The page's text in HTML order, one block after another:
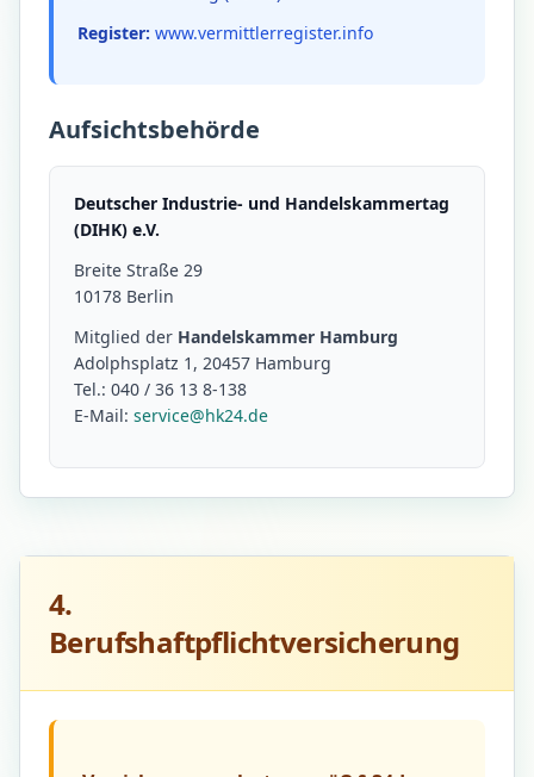
Register: www.vermittlerregister.info
Aufsichtsbehörde
Deutscher Industrie- und Handelskammertag
(DIHK) e.V.
Breite Straße 29
10178 Berlin
Mitglied der Handelskammer Hamburg
Adolphsplatz 1, 20457 Hamburg
Tel.: 040 / 36 13 8-138
E-Mail: service@hk24.de
4.
Berufshaftpflichtversicherung